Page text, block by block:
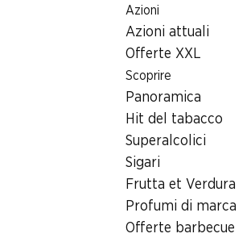
Azioni
Azioni attuali
Offerte XXL
Scoprire
Panoramica
Hit del tabacco
Superalcolici
Sigari
Frutta et Verdura
Profumi di marca
Offerte barbecue
Ricerca di filiale
Filiale Denner Solothurnstrasse 5, 4573
4573 Lohn-
Solothurnstrasse 5, 4573 Lohn-